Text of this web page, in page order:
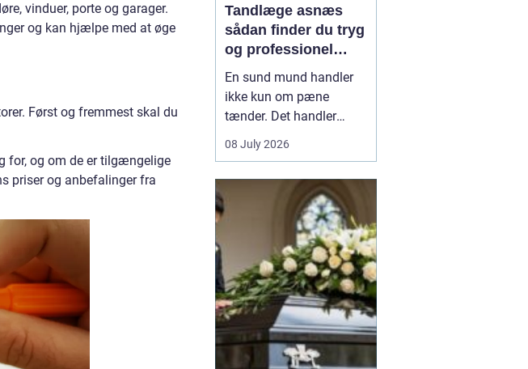
vinduer, porte og garager.
og kan hjælpe med at øge
Først og fremmest skal du
for, og om de er tilgængelige
priser og anbefalinger fra
Tandlæge asnæs
sådan finder du tryg
og professionel
tandpleje
En sund mund handler
ikke kun om pæne
tænder. Det handler
også om at kunne spise
uden smerter, tale frit og
bekymret. For mange i
og omkring Asnæs kan
det dog være en
udfordring at finde den
rette tandlæge, især hvis
man har haft d...
08 July 2026